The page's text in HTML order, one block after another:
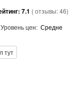
7.1 ( отзывы:46)
Уровень цен: Средне
тут